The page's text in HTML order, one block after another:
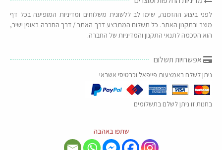
לפני ביצוע ההזמנה, שימו לב ללשונית משלוחים ומדיניות המופיעה בכל דף
מוצר ובתקנון האתר. כל תשלום המתבצע דרך האתר / דרך החברה באופן ישיר,
הוא הסכמה לתנאי התקנון והמדיניות של החברה.
אפשרויות תשלום
ניתן לשלם באמצעות פייפאל וכרטיסי אשראי
בחנות זו ניתן לשלם בתשלומים
שתפו באהבה